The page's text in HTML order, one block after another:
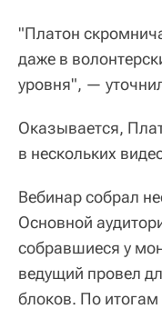
"Платон
даже в
уровня", —
Оказывается,
в нескольких
Вебинар собрал
Основной
собравшиеся у
ведущий провел
блоков. По итогам